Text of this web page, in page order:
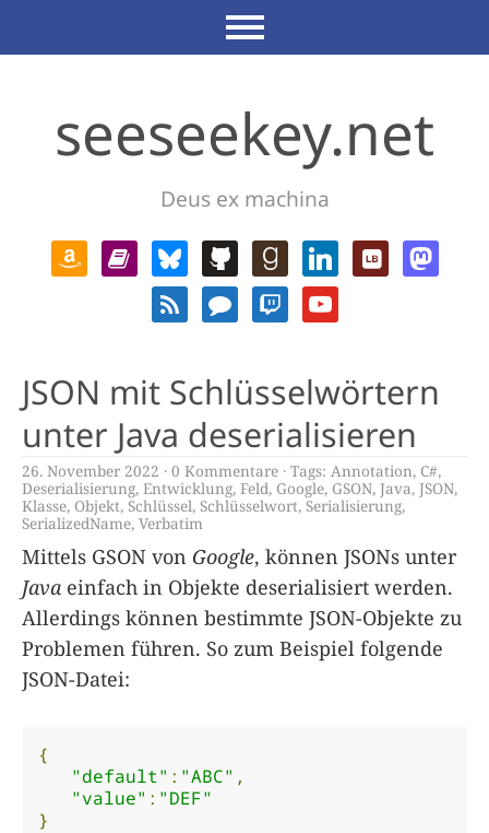
seeseekey.net
Deus ex machina
JSON mit Schlüsselwörtern
unter Java deserialisieren
26. November 2022 0 Kommentare Tags: Annotation, C#,
Deserialisierung, Entwicklung, Feld, Google, GSON, Java, JSON,
Klasse, Objekt, Schlüssel, Schlüsselwort, Serialisierung,
SerializedName, Verbatim
Mittels GSON von Google, können JSONs unter
Java einfach in Objekte deserialisiert werden.
Allerdings können bestimmte JSON-Objekte zu
Problemen führen. So zum Beispiel folgende
JSON-Datei:
{
"default" : "ABC" ,
"value" : "DEF"
}